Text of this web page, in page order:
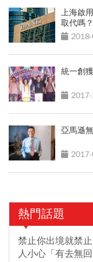
上海啟
取代嗎？
統一創
亞馬遜
熱門話題
禁止你出境就禁
人小心「有去無